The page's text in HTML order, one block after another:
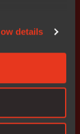
details